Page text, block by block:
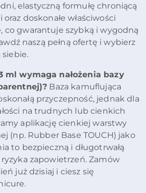
elastyczną formułę chroniącą
doskonałe właściwości
co gwarantuje szybką i wygodną
naszą pełną ofertę i wybierz
ml wymaga nałożenia bazy
Baza kamuflująca
przyczepność, jednak dla
na trudnych lub cienkich
aplikację cienkiej warstwy
(np. Rubber Base TOUCH) jako
to bezpieczną i długotrwałą
zapowietrzeń. Zamów
już dzisiaj i ciesz się